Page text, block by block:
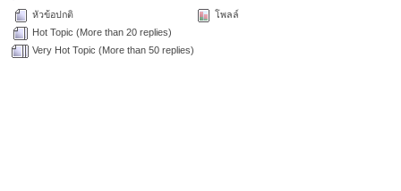
หัวข้อปกติ
Hot Topic (More than 20 replies)
Very Hot Topic (More than 50 replies)
โพลล์